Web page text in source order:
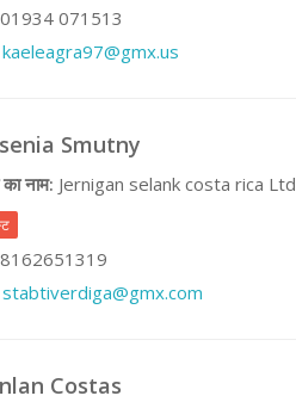
01934 071513
kaeleagra97@gmx.us
Smutny
नाम: Jernigan selank costa rica Ltd
8162651319
stabtiverdiga@gmx.com
Costas